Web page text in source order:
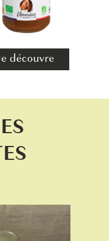
découvre